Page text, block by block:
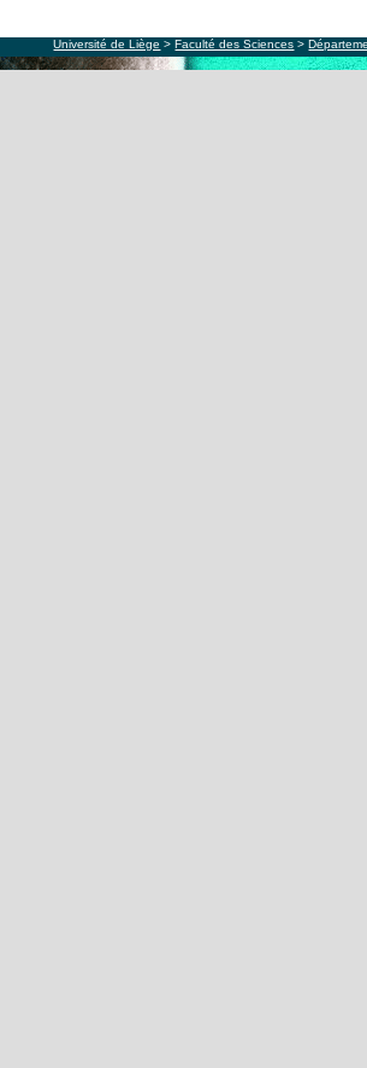
Université de Liège > Faculté des Sciences >